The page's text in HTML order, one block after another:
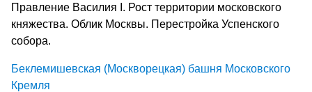
Правление Василия I. Рост территории московского
княжества. Облик Москвы. Перестройка Успенского
собора.
Беклемишевская (Москворецкая) башня Московского
Кремля